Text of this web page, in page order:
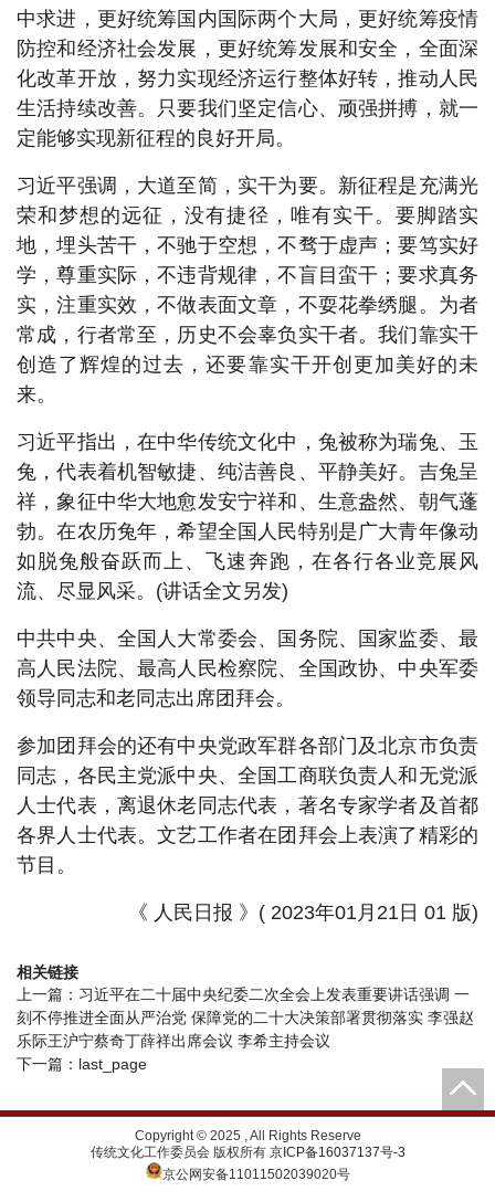
中求进，更好统筹国内国际两个大局，更好统筹疫情
防控和经济社会发展，更好统筹发展和安全，全面深
化改革开放，努力实现经济运行整体好转，推动人民
生活持续改善。只要我们坚定信心、顽强拼搏，就一
定能够实现新征程的良好开局。
习近平强调，大道至简，实干为要。新征程是充满光
荣和梦想的远征，没有捷径，唯有实干。要脚踏实
地，埋头苦干，不驰于空想，不骛于虚声；要笃实好
学，尊重实际，不违背规律，不盲目蛮干；要求真务
实，注重实效，不做表面文章，不耍花拳绣腿。为者
常成，行者常至，历史不会辜负实干者。我们靠实干
创造了辉煌的过去，还要靠实干开创更加美好的未
来。
习近平指出，在中华传统文化中，兔被称为瑞兔、玉
兔，代表着机智敏捷、纯洁善良、平静美好。吉兔呈
祥，象征中华大地愈发安宁祥和、生意盎然、朝气蓬
勃。在农历兔年，希望全国人民特别是广大青年像动
如脱兔般奋跃而上、飞速奔跑，在各行各业竞展风
流、尽显风采。(讲话全文另发)
中共中央、全国人大常委会、国务院、国家监委、最
高人民法院、最高人民检察院、全国政协、中央军委
领导同志和老同志出席团拜会。
参加团拜会的还有中央党政军群各部门及北京市负责
同志，各民主党派中央、全国工商联负责人和无党派
人士代表，离退休老同志代表，著名专家学者及首都
各界人士代表。文艺工作者在团拜会上表演了精彩的
节目。
《 人民日报 》( 2023年01月21日 01 版)
相关链接
上一篇： 习近平在二十届中央纪委二次全会上发表重要讲话强调 一
刻不停推进全面从严治党 保障党的二十大决策部署贯彻落实 李强赵
乐际王沪宁蔡奇丁薛祥出席会议 李希主持会议
下一篇： last_page
Copyright © 2025 , All Rights Reserve
传统文化工作委员会 版权所有 京ICP备16037137号-3
京公网安备11011502039020号